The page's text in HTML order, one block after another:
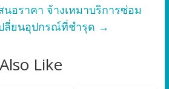
นอราคา จ้างเหมาบริการซ่อม
ลี่ยนอุปกรณ์ที่ชำรุด →
Like